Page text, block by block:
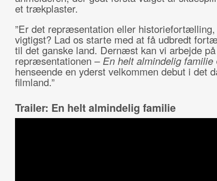
et trækplaster.
”Er det repræsentation eller
vigtigst? Lad os starte med at få udbredt
til det ganske land. Dernæst kan vi arbejde på
repræsentationen – En helt almindelig familie
henseende en yderst velkommen debut i det
filmland.”
Trailer: En helt almindelig familie